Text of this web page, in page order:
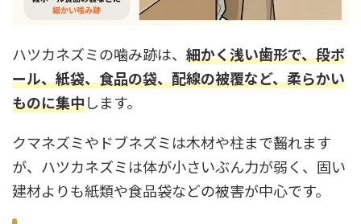
ハツカネズミの噛み跡は、 細かく浅い歯形で、段ボ
ール、紙袋、食品の袋、配線の被覆など、柔らかい
ものに集中します。
クマネズミやドブネズミは木材や柱まで齧れます
が、ハツカネズミは体が小さいぶん力が弱く、固い
建材よりも紙類や食品袋などの被害が中心です。